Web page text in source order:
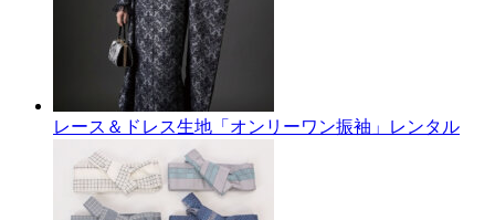
レース＆ドレス生地「オンリーワン振袖」レンタル